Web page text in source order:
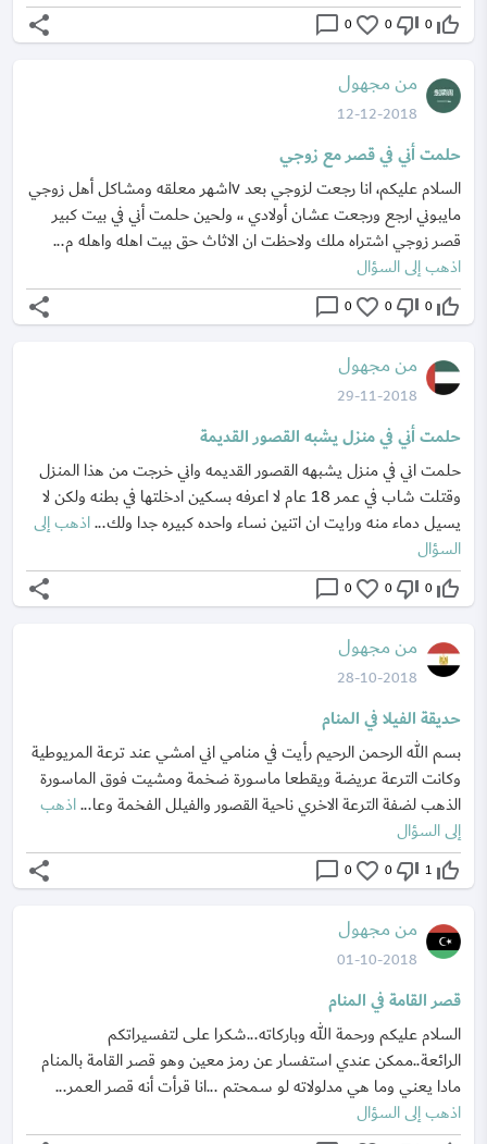
thumb_up_off_alt
0
thumb_down_off_alt
0
favorite_border
0
chat_bubble_outline
share
من مجهول
12-12-2018
حلمت أني في قصر مع زوجي
السلام عليكم، انا رجعت لزوجي بعد ٧اشهر معلقه ومشاكل أهل زوجي
مايبوني ارجع ورجعت عشان أولادي ،، ولحين حلمت أني في بيت كبير
قصر زوجي اشتراه ملك ولاحظت ان الاثاث حق بيت اهله واهله م...
اذهب إلى السؤال
thumb_up_off_alt
0
thumb_down_off_alt
0
favorite_border
0
chat_bubble_outline
share
من مجهول
29-11-2018
حلمت أني في منزل يشبه القصور القديمة
حلمت اني في منزل يشبهه القصور القديمه واني خرجت من هذا المنزل
وقتلت شاب في عمر 18 عام لا اعرفه بسكين ادخلتها في بطنه ولكن لا
يسيل دماء منه ورايت ان اتنين نساء واحده كبيره جدا ولك...اذهب إلى
السؤال
thumb_up_off_alt
0
thumb_down_off_alt
0
favorite_border
0
chat_bubble_outline
share
من مجهول
28-10-2018
حديقة الفيلا في المنام
بسم الله الرحمن الرحيم رأيت في منامي اني امشي عند ترعة المريوطية
وكانت الترعة عريضة ويقطعا ماسورة ضخمة ومشيت فوق الماسورة
الذهب لضفة الترعة الاخري ناحية القصور والفيلل الفخمة وعا...اذهب
إلى السؤال
thumb_up_off_alt
1
thumb_down_off_alt
0
favorite_border
0
chat_bubble_outline
share
من مجهول
01-10-2018
قصر القامة في المنام
السلام عليكم ورحمة الله وباركاته...شكرا على لتفسيراتكم
الرائعة..ممكن عندي استفسار عن رمز معين وهو قصر القامة بالمنام
مادا يعني وما هي مدلولاته لو سمحتم ...انا قرأت أنه قصر العمر...
اذهب إلى السؤال